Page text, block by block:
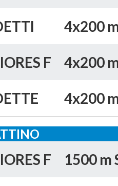
4x200
F 4x200
4x200
F 1500 m